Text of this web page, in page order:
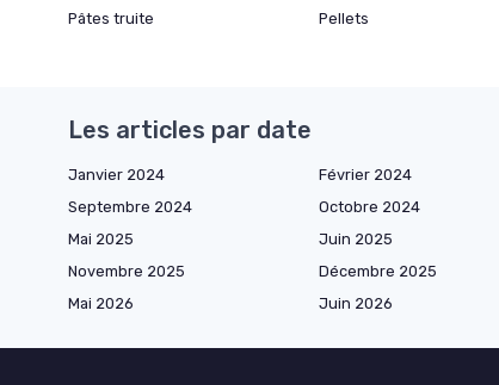
Pâtes truite Pellets
Les articles par date
Janvier 2024 Février 2024
Septembre 2024
Octobre 2024
Mai 2025
Juin 2025
Novembre 2025
Décembre 2025
Mai 2026
Juin 2026